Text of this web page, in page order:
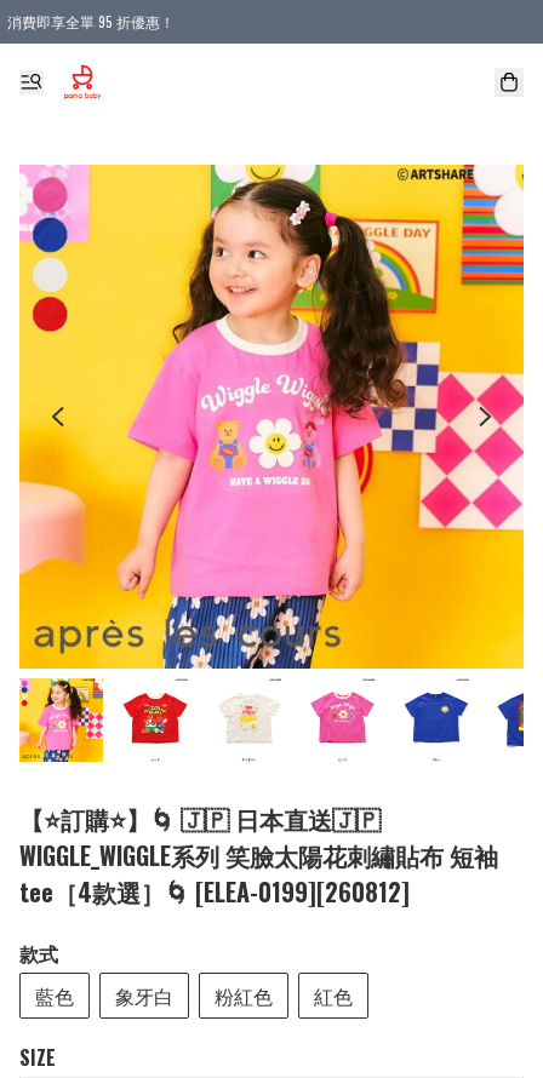
消費即享全單 95 折優惠！
購物滿 HKD 900.00即享免運費優惠！（適用於 本地送貨、本地取貨 )
【⭐訂購⭐】🌀 🇯🇵 日本直送🇯🇵
WIGGLE_WIGGLE系列 笑臉太陽花刺繡貼布 短袖
tee［4款選］🌀 [ELEA-0199][260812]
款式
藍色
象牙白 粉紅色 紅色
SIZE